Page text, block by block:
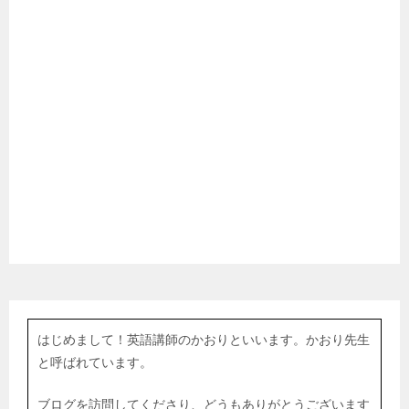
はじめまして！英語講師のかおりといいます。かおり先生
と呼ばれています。
ブログを訪問してくださり、どうもありがとうございます